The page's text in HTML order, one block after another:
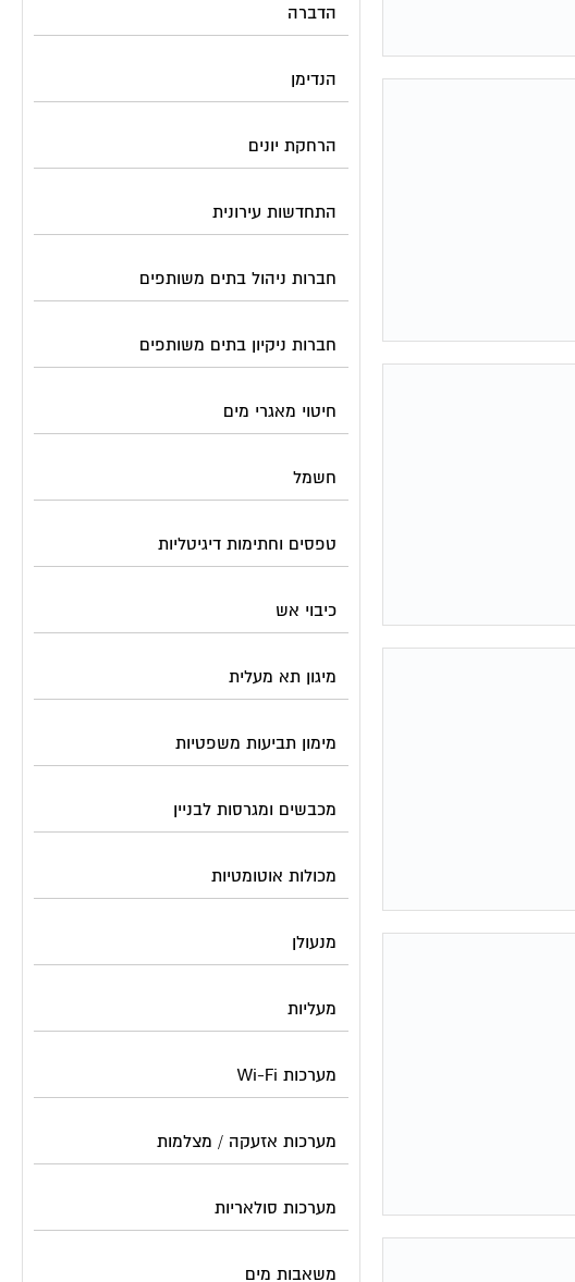
הדברה
הנדימן
הרחקת יונים
התחדשות עירונית
חברות ניהול בתים משותפים
חברות ניקיון בתים משותפים
חיטוי מאגרי מים
חשמל
טפסים וחתימות דיגיטליות
כיבוי אש
מיגון תא מעלית
מימון תביעות משפטיות
מכבשים ומגרסות לבניין
מכולות אוטומטיות
מנעולן
מעליות
מערכות Wi-Fi
מערכות אזעקה / מצלמות
מערכות סולאריות
משאבות מים